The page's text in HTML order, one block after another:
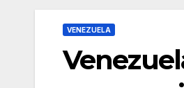
VENEZUELA